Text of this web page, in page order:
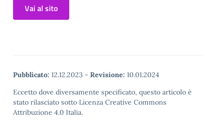
Vai al sito
Pubblicato: 12.12.2023 - Revisione: 10.01.2024
Eccetto dove diversamente specificato, questo articolo è
stato rilasciato sotto Licenza Creative Commons
Attribuzione 4.0 Italia.